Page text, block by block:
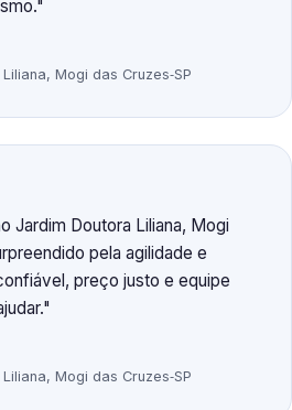
Mogi das Cruzes‑SP
Jardim Doutora Liliana, Mogi
pela agilidade e
preço justo e equipe
Mogi das Cruzes‑SP